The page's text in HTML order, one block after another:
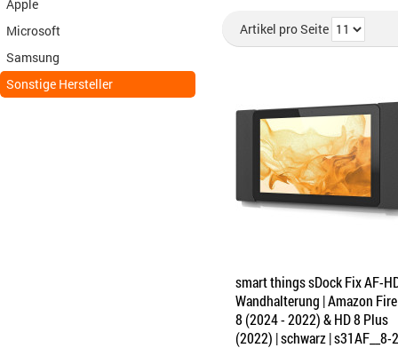
Artikel pro Seite
smart things sDock Fix AF-
Wandhalterung | Amazon
8 (2024 - 2022) & HD 8 Plus
(2022) | schwarz | s31AF__8-
Apple
Microsoft
Samsung
Sonstige Hersteller